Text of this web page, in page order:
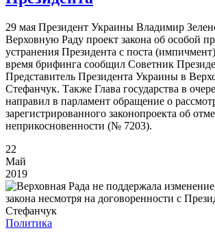
29 мая Президент Украины Владимир
Верховную Раду проект закона об особой
устранения Президента с поста
время брифинга сообщил Советник
Представитель Президента Украины в
Стефанчук. Также Глава государства в
направил в парламент обращение о
зарегистрированного законопроекта об
неприкосновенности (№ 7203).
22
Май
2019
Политика